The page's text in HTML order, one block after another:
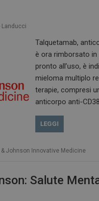
Landucci
Talquetamab,
è ora rimborsato
pronto all’uso, è
mieloma multiplo
terapie, compresi
anticorpo anti-
LEGGI
Johnson Innovative Medicine
Salute